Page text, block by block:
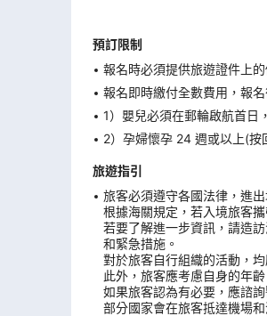
預訂限制
報名時必須提供旅遊證件上的
報名即時繳付全數費用，報
1）嬰兒必須在郵輪啟航首日
2）孕婦懷孕 24 週或以上(按
旅遊指引
旅客必須遵守各國法律，進
根據海關規定，若入境旅客
若要了解進一步資訊，請造
和緊急措施。
對於旅客自行組織的活動，
此外，旅客應考慮自身的年
如果旅客認為有必要，應諮
部分國家會在旅客抵達機場